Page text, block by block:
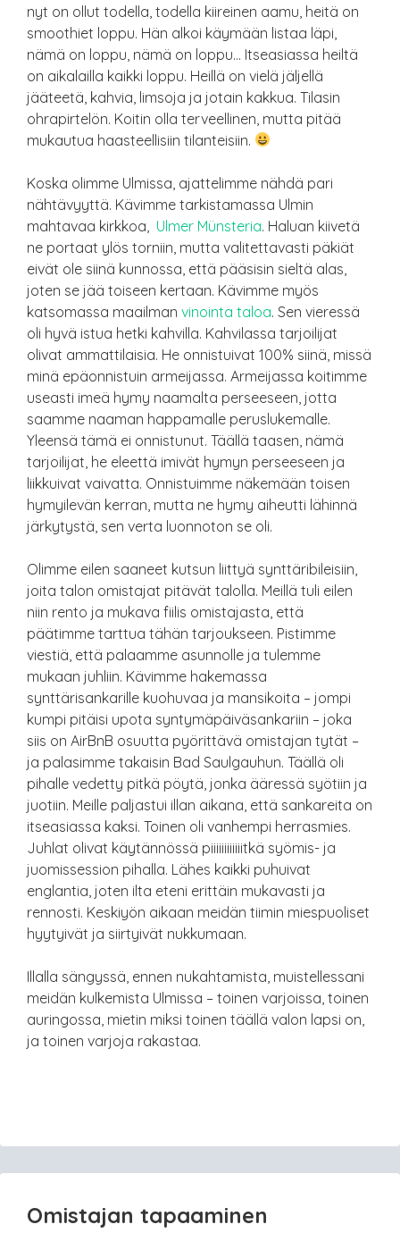
nyt on ollut todella, todella kiireinen aamu, heitä on
smoothiet loppu. Hän alkoi käymään listaa läpi,
nämä on loppu, nämä on loppu… Itseasiassa heiltä
on aikalailla kaikki loppu. Heillä on vielä jäljellä
jääteetä, kahvia, limsoja ja jotain kakkua. Tilasin
ohrapirtelön. Koitin olla terveellinen, mutta pitää
mukautua haasteellisiin tilanteisiin.
Koska olimme Ulmissa, ajattelimme nähdä pari
nähtävyyttä. Kävimme tarkistamassa Ulmin
mahtavaa kirkkoa, Ulmer Münsteria. Haluan kiivetä
ne portaat ylös torniin, mutta valitettavasti päkiät
eivät ole siinä kunnossa, että pääsisin sieltä alas,
joten se jää toiseen kertaan. Kävimme myös
katsomassa maailman vinointa taloa. Sen vieressä
oli hyvä istua hetki kahvilla. Kahvilassa tarjoilijat
olivat ammattilaisia. He onnistuivat 100% siinä, missä
minä epäonnistuin armeijassa. Armeijassa koitimme
useasti imeä hymy naamalta perseeseen, jotta
saamme naaman happamalle peruslukemalle.
Yleensä tämä ei onnistunut. Täällä taasen, nämä
tarjoilijat, he eleettä imivät hymyn perseeseen ja
liikkuivat vaivatta. Onnistuimme näkemään toisen
hymyilevän kerran, mutta ne hymy aiheutti lähinnä
järkytystä, sen verta luonnoton se oli.
Olimme eilen saaneet kutsun liittyä synttäribileisiin,
joita talon omistajat pitävät talolla. Meillä tuli eilen
niin rento ja mukava fiilis omistajasta, että
päätimme tarttua tähän tarjoukseen. Pistimme
viestiä, että palaamme asunnolle ja tulemme
mukaan juhliin. Kävimme hakemassa
synttärisankarille kuohuvaa ja mansikoita – jompi
kumpi pitäisi upota syntymäpäiväsankariin – joka
siis on AirBnB osuutta pyörittävä omistajan tytät –
ja palasimme takaisin Bad Saulgauhun. Täällä oli
pihalle vedetty pitkä pöytä, jonka ääressä syötiin ja
juotiin. Meille paljastui illan aikana, että sankareita on
itseasiassa kaksi. Toinen oli vanhempi herrasmies.
Juhlat olivat käytännössä piiiiiiiiiiiitkä syömis- ja
juomissession pihalla. Lähes kaikki puhuivat
englantia, joten ilta eteni erittäin mukavasti ja
rennosti. Keskiyön aikaan meidän tiimin miespuoliset
hyytyivät ja siirtyivät nukkumaan.
Illalla sängyssä, ennen nukahtamista, muistellessani
meidän kulkemista Ulmissa – toinen varjoissa, toinen
auringossa, mietin miksi toinen täällä valon lapsi on,
ja toinen varjoja rakastaa.
Omistajan tapaaminen